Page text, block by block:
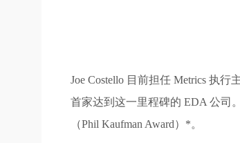
Joe Costello 目前担任 Metrics 执
首家达到这一里程碑的 EDA 公司
（Phil Kaufman Award）*。